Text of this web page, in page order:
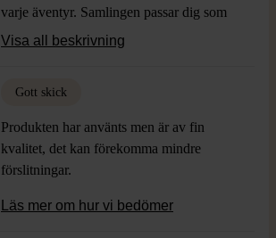
varje äventyr. Samlingen passar dig som
vill ha hela serien samlad och är enkel att
skarpa bilder och ett riktigt bra ljud, vilket
ger känslan av att vara på plats i Hogwarts
varje gång du tittar. På baksidan av varje
fodral finns detaljerad information om
boxen lämplig för både unga och äldre
Visa all beskrivning
Gott skick
Produkten har använts men är av fin
kvalitet, det kan förekomma mindre
förslitningar.
Läs mer om hur vi bedömer